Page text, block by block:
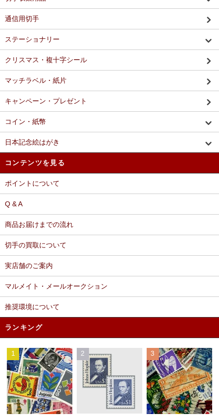
通信用切手
ステーショナリー
クリスマス・複十字シール
マッチラベル・紙片
キャンペーン・プレゼント
コイン・紙幣
日本記念絵はがき
コンテンツを見る
ポイントについて
Q & A
商品お届けまでの流れ
切手の買取について
実店舗のご案内
マルメイト・メールオークション
推奨環境について
ランキング
1 2 3